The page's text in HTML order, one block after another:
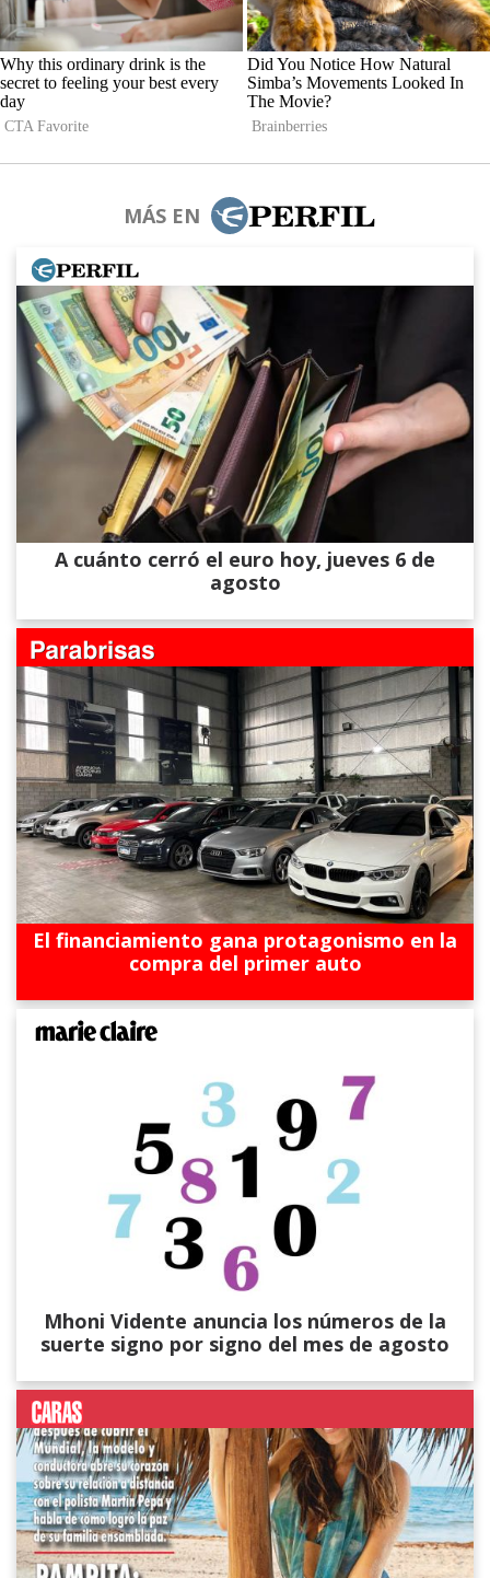
MÁS EN
A cuánto cerró el euro hoy, jueves 6 de
agosto
El financiamiento gana protagonismo en la
compra del primer auto
Mhoni Vidente anuncia los números de la
suerte signo por signo del mes de agosto